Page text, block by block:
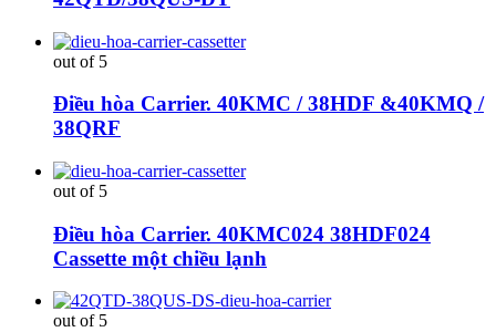
out of 5
Điều hòa Carrier. 40KMC / 38HDF &40KMQ /
38QRF
out of 5
Điều hòa Carrier. 40KMC024 38HDF024
Cassette một chiều lạnh
out of 5